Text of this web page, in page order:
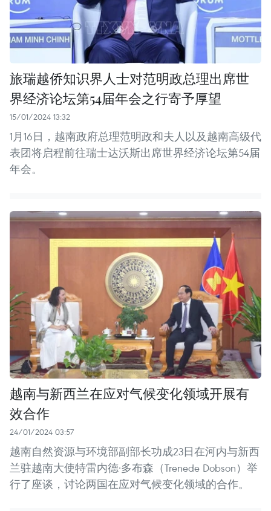
旅瑞越侨知识界人士对范明政总理出席世
界经济论坛第54届年会之行寄予厚望
15/01/2024 13:32
1月16日，越南政府总理范明政和夫人以及越南高级代
表团将启程前往瑞士达沃斯出席世界经济论坛第54届
年会。
越南与新西兰在应对气候变化领域开展有
效合作
24/01/2024 03:57
越南自然资源与环境部副部长功成23日在河内与新西
兰驻越南大使特雷内德·多布森（Trenede Dobson）举
行了座谈，讨论两国在应对气候变化领域的合作。